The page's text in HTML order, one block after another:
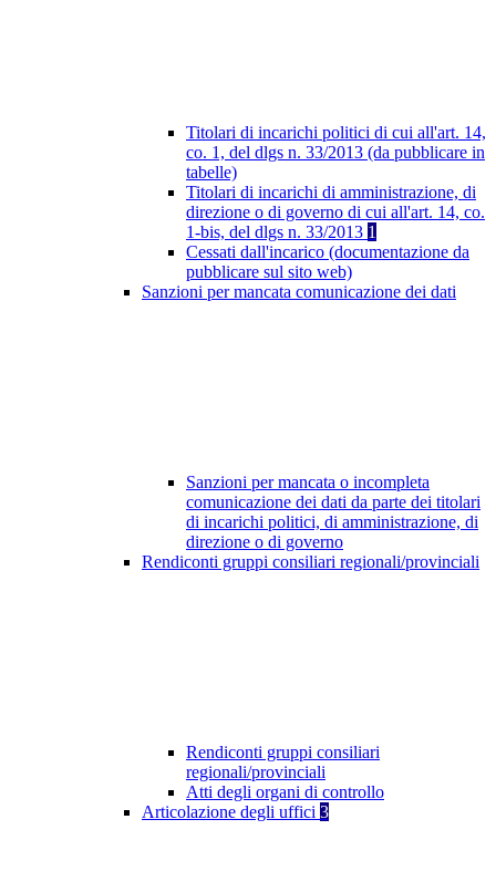
Titolari di incarichi politici di cui all'art. 14,
co. 1, del dlgs n. 33/2013 (da pubblicare in
tabelle)
Titolari di incarichi di amministrazione, di
direzione o di governo di cui all'art. 14, co.
1-bis, del dlgs n. 33/2013 1
Cessati dall'incarico (documentazione da
pubblicare sul sito web)
Sanzioni per mancata comunicazione dei dati
Sanzioni per mancata o incompleta
comunicazione dei dati da parte dei titolari
di incarichi politici, di amministrazione, di
direzione o di governo
Rendiconti gruppi consiliari regionali/provinciali
Rendiconti gruppi consiliari
regionali/provinciali
Atti degli organi di controllo
Articolazione degli uffici 3